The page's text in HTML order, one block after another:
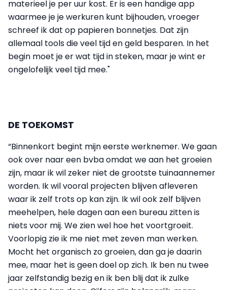
materieel je per uur kost. Er is een handige app
waarmee je je werkuren kunt bijhouden, vroeger
schreef ik dat op papieren bonnetjes. Dat zijn
allemaal tools die veel tijd en geld besparen. In het
begin moet je er wat tijd in steken, maar je wint er
ongelofelijk veel tijd mee."
DE TOEKOMST
“Binnenkort begint mijn eerste werknemer. We gaan
ook over naar een bvba omdat we aan het groeien
zijn, maar ik wil zeker niet de grootste tuinaannemer
worden. Ik wil vooral projecten blijven afleveren
waar ik zelf trots op kan zijn. Ik wil ook zelf blijven
meehelpen, hele dagen aan een bureau zitten is
niets voor mij. We zien wel hoe het voortgroeit.
Voorlopig zie ik me niet met zeven man werken.
Mocht het organisch zo groeien, dan ga je daarin
mee, maar het is geen doel op zich. Ik ben nu twee
jaar zelfstandig bezig en ik ben blij dat ik zulke